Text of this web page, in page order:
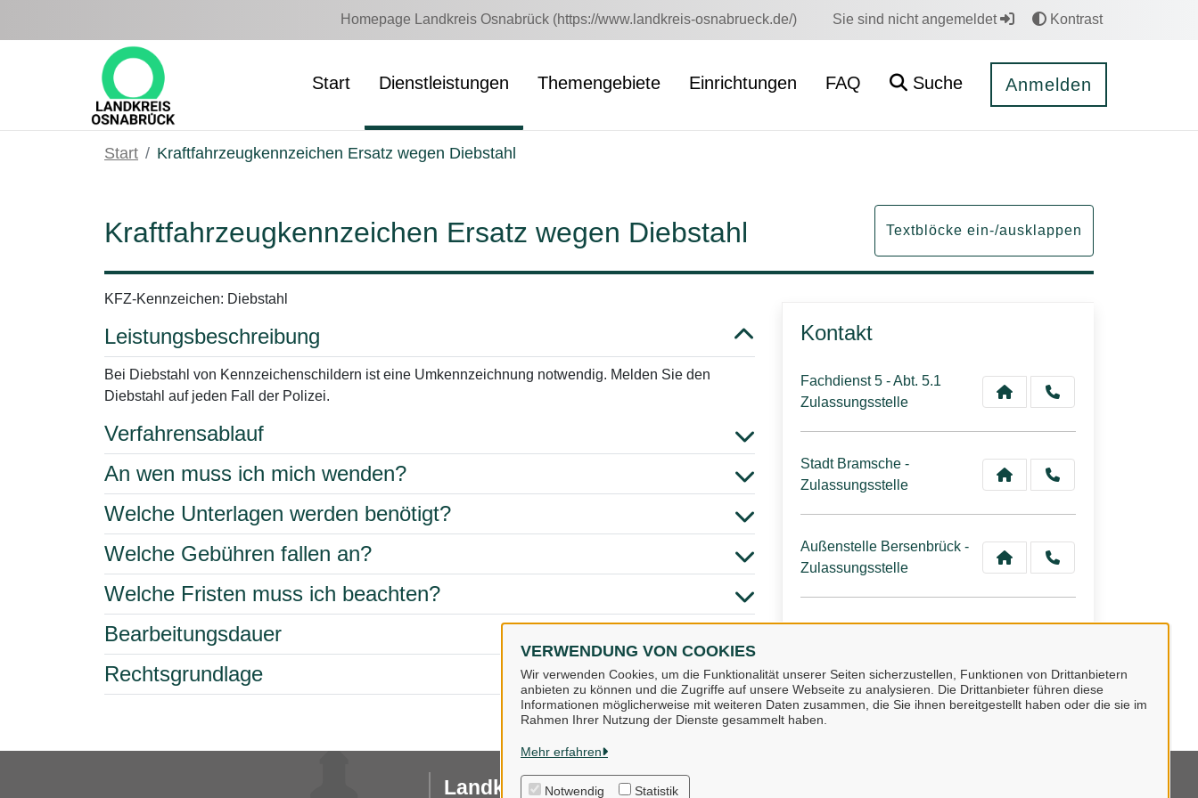
VERWENDUNG VON COOKIES
Wir verwenden Cookies, um die Funktionalität unserer Seiten sicherzustellen, Funktionen von Drittanbietern
anbieten zu können und die Zugriffe auf unsere Webseite zu analysieren. Die Drittanbieter führen diese
Informationen möglicherweise mit weiteren Daten zusammen, die Sie ihnen bereitgestellt haben oder die sie im
Rahmen Ihrer Nutzung der Dienste gesammelt haben.
Mehr erfahren
Notwendig Statistik
Homepage Landkreis Osnabrück (https://www.landkreis-osnabrueck.de/) Sie sind nicht angemeldet Kontrast
Start Dienstleistungen Themengebiete Einrichtungen FAQ Suche Anmelden
Start Kraftfahrzeugkennzeichen Ersatz wegen Diebstahl
Kraftfahrzeugkennzeichen Ersatz wegen Diebstahl Textblöcke ein-/ausklappen
KFZ-Kennzeichen: Diebstahl
Leistungsbeschreibung
Bei Diebstahl von Kennzeichenschildern ist eine Umkennzeichnung notwendig. Melden Sie den
Diebstahl auf jeden Fall der Polizei.
Verfahrensablauf
An wen muss ich mich wenden?
Welche Unterlagen werden benötigt?
Welche Gebühren fallen an?
Welche Fristen muss ich beachten?
Bearbeitungsdauer
Rechtsgrundlage
Kontakt
Fachdienst 5 - Abt. 5.1
Zulassungsstelle
Stadt Bramsche -
Zulassungsstelle
Außenstelle Bersenbrück -
Zulassungsstelle
Gemeinde Wallenhorst -
Landkreis Osnabrück